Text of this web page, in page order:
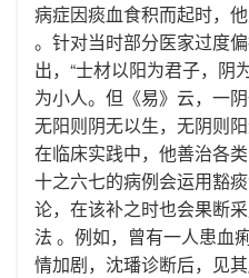
病症因痰血食积而起时，
。针对当时部分医家过度
出，“士材以阳为君子，阴
为小人。但《易》云，一
无阳则阴无以生，无阴则
在临床实践中，他善治各
十之六七的病例会运用豁
论，在该补之时也会果断
法 。例如，曾有一人患血
情加剧，沈璠诊断后，见